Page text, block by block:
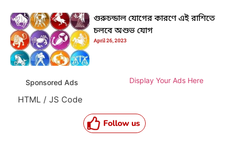
গুরুচন্ডাল যোগের কারণে এই রাশিতে
চলবে অশুভ যোগ
April 26, 2023
Sponsored Ads Display Your Ads Here
HTML / JS Code
Follow us